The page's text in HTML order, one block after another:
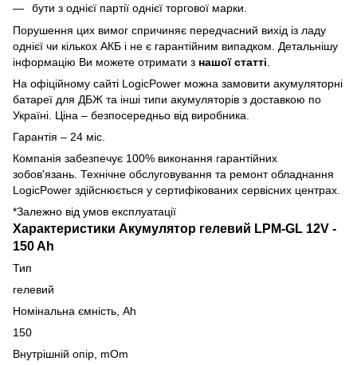
бути з однієї партії однієї торгової марки.
Порушення цих вимог спричиняє передчасний вихід із ладу
однієї чи кількох АКБ і не є гарантійним випадком. Детальнішу
інформацію Ви можете отримати з нашої статті
На офіційному сайті LogicPower можна замовити акумуляторні
батареї для ДБЖ та інші типи акумуляторів з доставкою по
Україні. Ціна – безпосередньо від виробника.
Гарантія – 24 міс.
Компанія забезпечує 100% виконання гарантійних
зобов'язань. Технічне обслуговування та ремонт обладнання
LogicPower здійснюється у сертифікованих сервісних центрах.
*Залежно від умов експлуатації
Характеристики Акумулятор гелевий LPM-GL 12V -
150 Ah
Тип
гелевий
Номінальна ємність, Ah
150
Внутрішній опір, mOm